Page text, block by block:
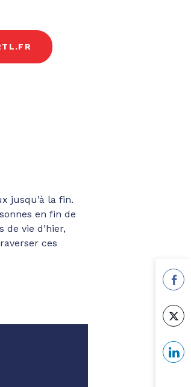
jusqu’à la fin.
en fin de
vie d’hier,
ces